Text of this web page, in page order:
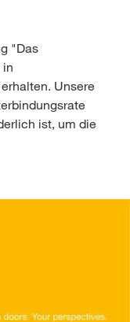
"Das
Unsere
ist, um die